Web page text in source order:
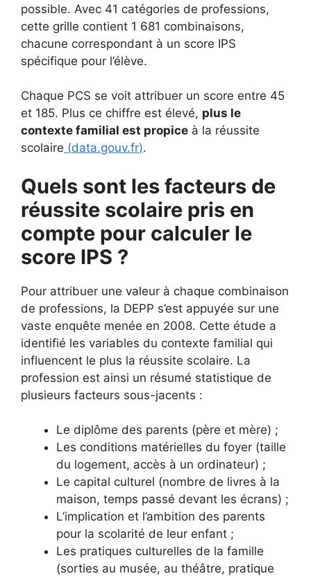
possible. Avec 41 catégories de professions,
cette grille contient 1 681 combinaisons,
chacune correspondant à un score IPS
spécifique pour l’élève.
Chaque PCS se voit attribuer un score entre 45
et 185. Plus ce chiffre est élevé, plus le
contexte familial est propice à la réussite
scolaire (data.gouv.fr).
Quels sont les facteurs de
réussite scolaire pris en
compte pour calculer le
score IPS ?
Pour attribuer une valeur à chaque combinaison
de professions, la DEPP s’est appuyée sur une
vaste enquête menée en 2008. Cette étude a
identifié les variables du contexte familial qui
influencent le plus la réussite scolaire. La
profession est ainsi un résumé statistique de
plusieurs facteurs sous-jacents :
Le diplôme des parents (père et mère) ;
Les conditions matérielles du foyer (taille
du logement, accès à un ordinateur) ;
Le capital culturel (nombre de livres à la
maison, temps passé devant les écrans) ;
L’implication et l’ambition des parents
pour la scolarité de leur enfant ;
Les pratiques culturelles de la famille
(sorties au musée, au théâtre, pratique